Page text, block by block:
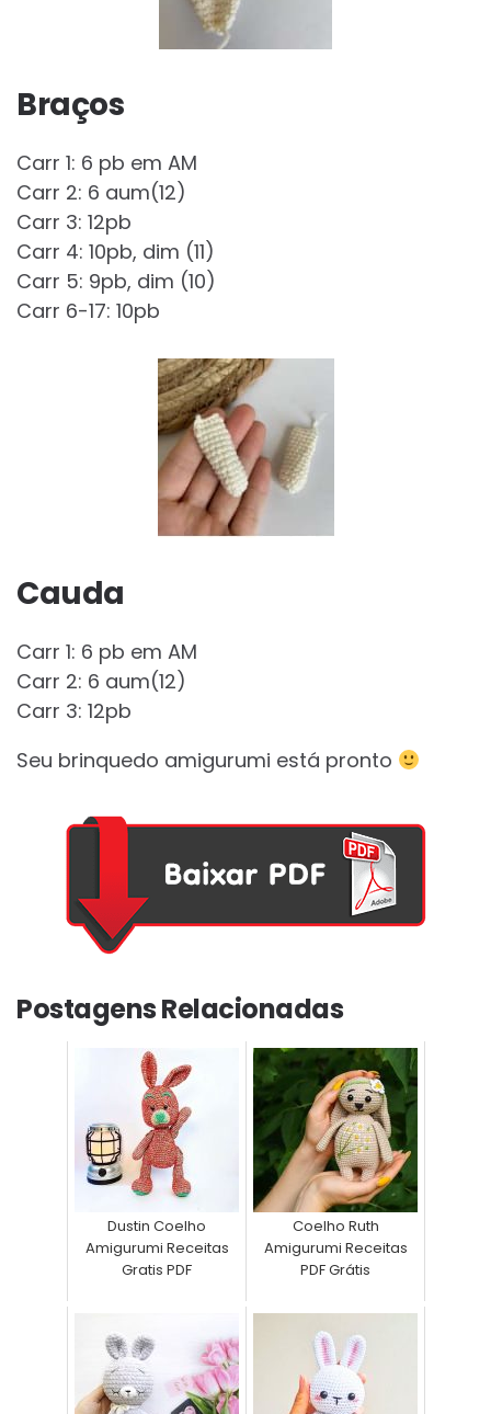
Braços
Carr 1: 6 pb em AM
Carr 2: 6 aum(12)
Carr 3: 12pb
Carr 4: 10pb, dim (11)
Carr 5: 9pb, dim (10)
Carr 6-17: 10pb
Cauda
Carr 1: 6 pb em AM
Carr 2: 6 aum(12)
Carr 3: 12pb
Seu brinquedo amigurumi está pronto
Postagens Relacionadas
Dustin Coelho
Amigurumi Receitas
Gratis PDF
Coelho Ruth
Amigurumi Receitas
PDF Grátis